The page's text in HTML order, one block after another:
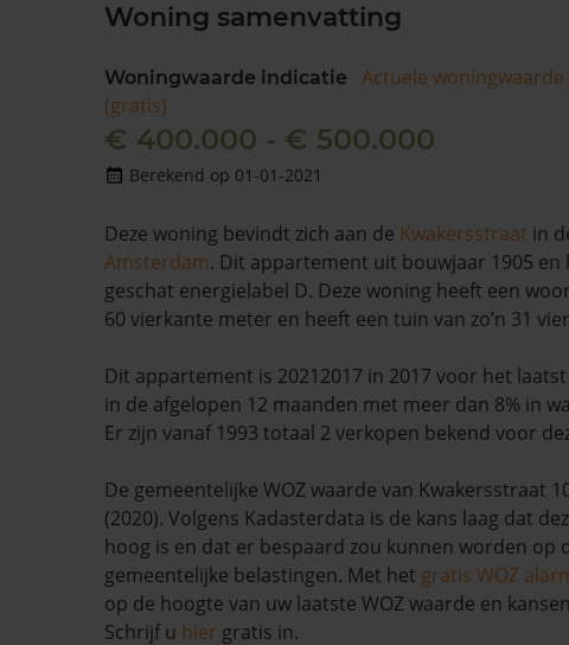
Woning samenvatting
Woningwaarde indicatie
Actuele
(gratis)
€ 400.000 - € 500.000
Berekend op 01-01-2021
Deze woning bevindt zich aan de Kwakersstraat in
Amsterdam. Dit appartement uit bouwjaar 1905 en
geschat energielabel D. Deze woning heeft een
60 vierkante meter en heeft een tuin van zo’n 31
Dit appartement is 20212017 in 2017 voor het
in de afgelopen 12 maanden met meer dan 8% in
Er zijn vanaf 1993 totaal 2 verkopen bekend voor
De gemeentelijke WOZ waarde van Kwakersstraat
(2020). Volgens Kadasterdata is de kans laag dat
hoog is en dat er bespaard zou kunnen worden op
gemeentelijke belastingen. Met het gratis WOZ
op de hoogte van uw laatste WOZ waarde en
Schrijf u hier gratis in.